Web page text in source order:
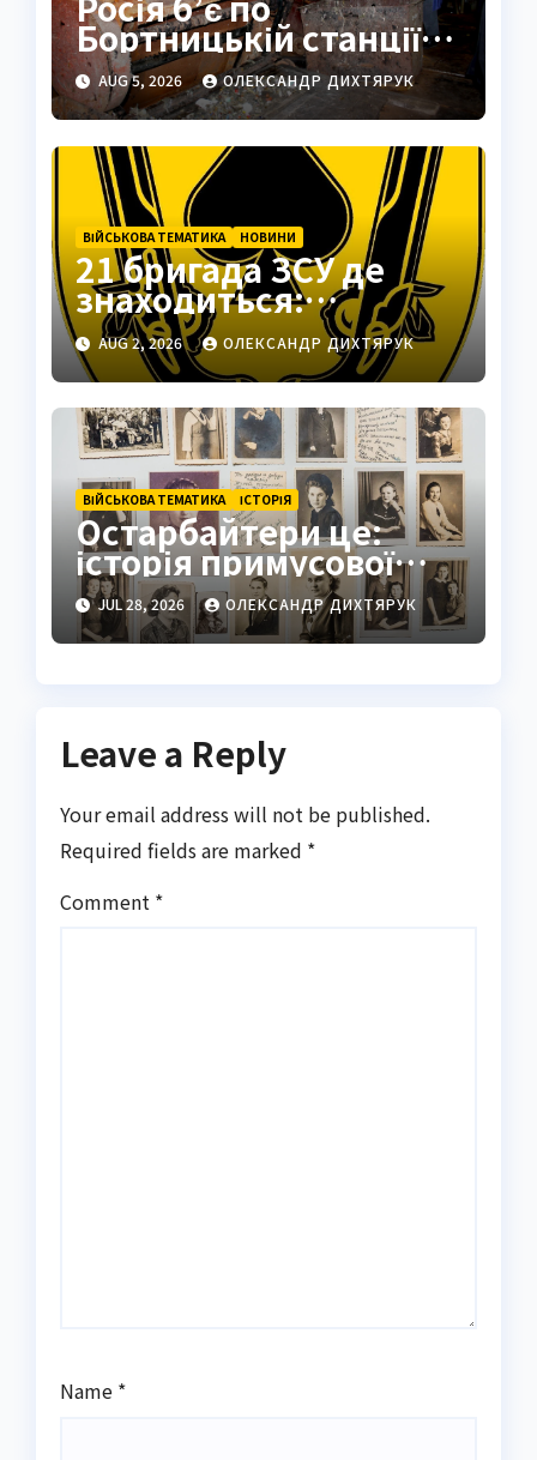
Бортницькій станції:
експерт попередив
про катастрофу
AUG 5, 2026 ОЛЕКСАНДР ДИХТЯРУК
ВІЙСЬКОВА ТЕМАТИКА НОВИНИ
21 бригада ЗСУ де
знаходиться:
Подільськ як
стратегічний центр
AUG 2, 2026 ОЛЕКСАНДР ДИХТЯРУК
ВІЙСЬКОВА ТЕМАТИКА ІСТОРІЯ
Остарбайтери це:
історія примусової
праці українців
JUL 28, 2026 ОЛЕКСАНДР ДИХТЯРУК
Leave a Reply
Your email address will not be published.
Required fields are marked *
Comment *
Name *